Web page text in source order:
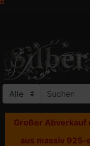
Großer Abverkauf
aus massiv 925-